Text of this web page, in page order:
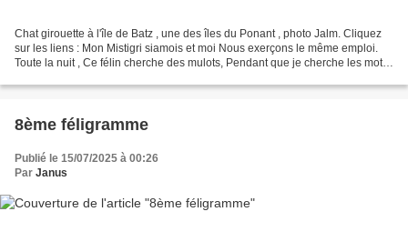
Chat girouette à l'île de Batz , une des îles du Ponant , photo Jalm. Cliquez
sur les liens : Mon Mistigri siamois et moi Nous exerçons le même emploi.
Toute la nuit , Ce félin cherche des mulots, Pendant que je cherche les mots
8ème féligramme
Publié le 15/07/2025 à 00:26
Par Janus